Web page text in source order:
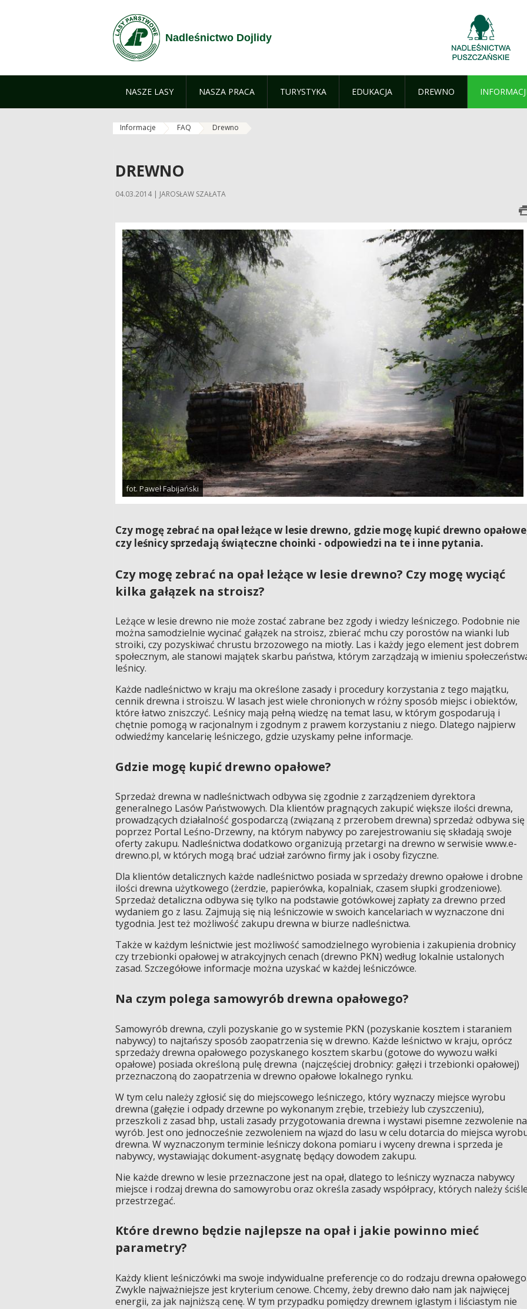
Nadleśnictwo Dojlidy
NASZE LASY NASZA PRACA TURYSTYKA EDUKACJA DREWNO
Informacje FAQ Drewno
DREWNO
04.03.2014 | JAROSŁAW SZAŁATA
fot. Paweł Fabijański
Czy mogę zebrać na opał leżące w lesie drewno, gdzie mogę kupić drewno
czy leśnicy sprzedają świąteczne choinki - odpowiedzi na te i inne pytania.
Czy mogę zebrać na opał leżące w lesie drewno? Czy mogę wyciąć
kilka gałązek na stroisz?
Leżące w lesie drewno nie może zostać zabrane bez zgody i wiedzy leśniczego. Podobnie nie
można samodzielnie wycinać gałązek na stroisz, zbierać mchu czy porostów na wianki lub
stroiki, czy pozyskiwać chrustu brzozowego na miotły. Las i każdy jego element jest dobrem
społecznym, ale stanowi majątek skarbu państwa, którym zarządzają w imieniu
leśnicy.
Każde nadleśnictwo w kraju ma określone zasady i procedury korzystania z tego majątku,
cennik drewna i stroiszu. W lasach jest wiele chronionych w różny sposób miejsc i obiektów,
które łatwo zniszczyć. Leśnicy mają pełną wiedzę na temat lasu, w którym gospodarują i
chętnie pomogą w racjonalnym i zgodnym z prawem korzystaniu z niego. Dlatego najpierw
odwiedźmy kancelarię leśniczego, gdzie uzyskamy pełne informacje.
Gdzie mogę kupić drewno opałowe?
Sprzedaż drewna w nadleśnictwach odbywa się zgodnie z zarządzeniem dyrektora
generalnego Lasów Państwowych. Dla klientów pragnących zakupić większe ilości drewna,
prowadzących działalność gospodarczą (związaną z przerobem drewna) sprzedaż odbywa się
poprzez Portal Leśno-Drzewny, na którym nabywcy po zarejestrowaniu się składają swoje
oferty zakupu. Nadleśnictwa dodatkowo organizują przetargi na drewno w serwisie www.e-
drewno.pl, w których mogą brać udział zarówno firmy jak i osoby fizyczne.
Dla klientów detalicznych każde nadleśnictwo posiada w sprzedaży drewno opałowe i drobne
ilości drewna użytkowego (żerdzie, papierówka, kopalniak, czasem słupki grodzeniowe).
Sprzedaż detaliczna odbywa się tylko na podstawie gotówkowej zapłaty za drewno przed
wydaniem go z lasu. Zajmują się nią leśniczowie w swoich kancelariach w wyznaczone dni
tygodnia. Jest też możliwość zakupu drewna w biurze nadleśnictwa.
Także w każdym leśnictwie jest możliwość samodzielnego wyrobienia i zakupienia drobnicy
czy trzebionki opałowej w atrakcyjnych cenach (drewno PKN) według lokalnie ustalonych
zasad. Szczegółowe informacje można uzyskać w każdej leśniczówce.
Na czym polega samowyrób drewna opałowego?
Samowyrób drewna, czyli pozyskanie go w systemie PKN (pozyskanie kosztem i staraniem
nabywcy) to najtańszy sposób zaopatrzenia się w drewno. Każde leśnictwo w kraju, oprócz
sprzedaży drewna opałowego pozyskanego kosztem skarbu (gotowe do wywozu wałki
opałowe) posiada określoną pulę drewna (najczęściej drobnicy: gałęzi i trzebionki opałowej)
przeznaczoną do zaopatrzenia w drewno opałowe lokalnego rynku.
W tym celu należy zgłosić się do miejscowego leśniczego, który wyznaczy miejsce wyrobu
drewna (gałęzie i odpady drzewne po wykonanym zrębie, trzebieży lub czyszczeniu),
przeszkoli z zasad bhp, ustali zasady przygotowania drewna i wystawi pisemne zezwolenie na
wyrób. Jest ono jednocześnie zezwoleniem na wjazd do lasu w celu dotarcia do miejsca
drewna. W wyznaczonym terminie leśniczy dokona pomiaru i wyceny drewna i sprzeda je
nabywcy, wystawiając dokument-asygnatę będący dowodem zakupu.
Nie każde drewno w lesie przeznaczone jest na opał, dlatego to leśniczy wyznacza nabywcy
miejsce i rodzaj drewna do samowyrobu oraz określa zasady współpracy, których należy
przestrzegać.
Które drewno będzie najlepsze na opał i jakie powinno mieć
parametry?
Każdy klient leśniczówki ma swoje indywidualne preferencje co do rodzaju drewna
Zwykle najważniejsze jest kryterium cenowe. Chcemy, żeby drewno dało nam jak najwięcej
energii, za jak najniższą cenę. W tym przypadku pomiędzy drewnem iglastym i liściastym nie